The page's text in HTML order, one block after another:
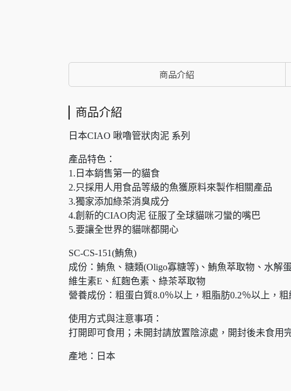
商品介紹
商品介紹
日本CIAO 啾嚕管狀肉泥 系列
產品特色：
1.日本銷售第一的貓食
2.只採用人用食品等級的魚獲原料來製作相關產品
3.獨家添加綠茶消臭成分
4.創新的CIAO肉泥 征服了全球貓咪刁蠻的嘴巴
5.要讓全世界的貓咪都開心
SC-CS-151(鮪魚)
成份：鮪魚、糖類(Oligo寡糖等)、鮪魚萃取物、水解
維生素E、紅麴色素、綠茶萃取物
營養成份：粗蛋白質8.0％以上，粗脂肪0.2％以上，
使用方式與注意事項：
打開即可食用；未開封請放置陰涼處，開封後未食用
產地：日本